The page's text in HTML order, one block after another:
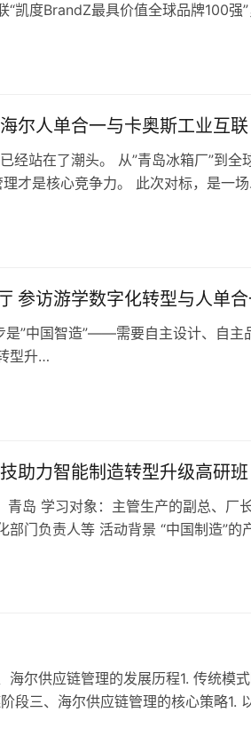
凯度BrandZ最具价值全球品牌100强”
尔人单合一与卡奥斯工业互联
经站在了潮头。 从”青岛冰箱厂”到全
才是核心竞争力。 此次对标，是一场
参访游学数字化转型与人单
是”中国智造”——需要自主设计、自主
型升…
助力智能制造转型升级高研班
岛 学习对象：主管生产的副总、厂长
门负责人等 活动背景 “中国制造”的
海尔供应链管理的发展历程1. 传统模
段三、海尔供应链管理的核心策略1.